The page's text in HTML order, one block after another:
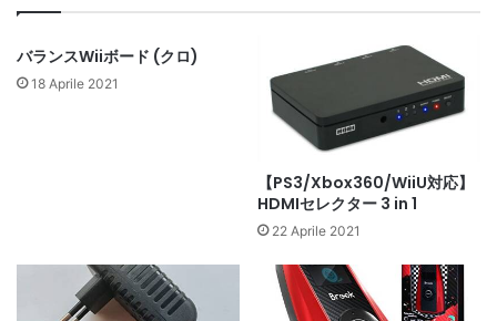
バランスWiiボード (クロ)
18 Aprile 2021
【PS3/Xbox360/WiiU対応】
HDMIセレクター 3 in 1
22 Aprile 2021